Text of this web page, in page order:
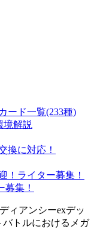
ード一覧(233種)
境解説
換に対応！
！ライター募集！
集！
ィアンシーexデッ
トルにおけるメガ